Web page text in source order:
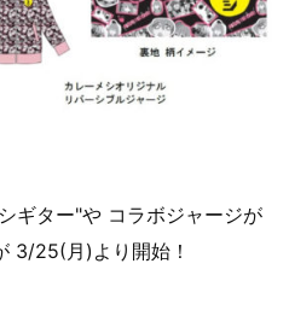
ギター"や コラボジャージが
3/25(月)より開始！